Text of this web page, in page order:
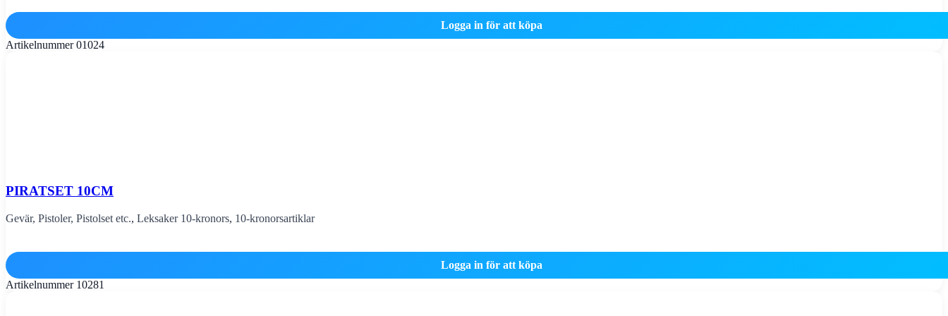
Logga in för att köpa
Artikelnummer01024
PIRATSET 10CM
Gevär, Pistoler, Pistolset etc., Leksaker 10-kronors, 10-kronorsartiklar
Logga in för att köpa
Artikelnummer 10281